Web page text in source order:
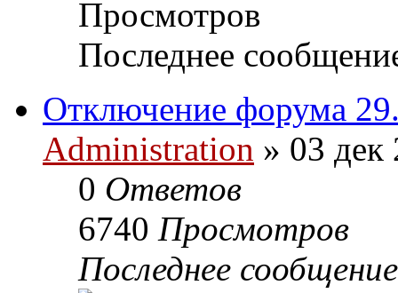
Просмотров
Последнее
Отключение форума
Administration » 03 дек
0 Ответов
6740 Просмотров
Последнее